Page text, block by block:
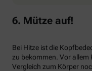
6. Mütze auf!
Bei Hitze ist die
zu bekommen. Vor allem
Vergleich zum Körper